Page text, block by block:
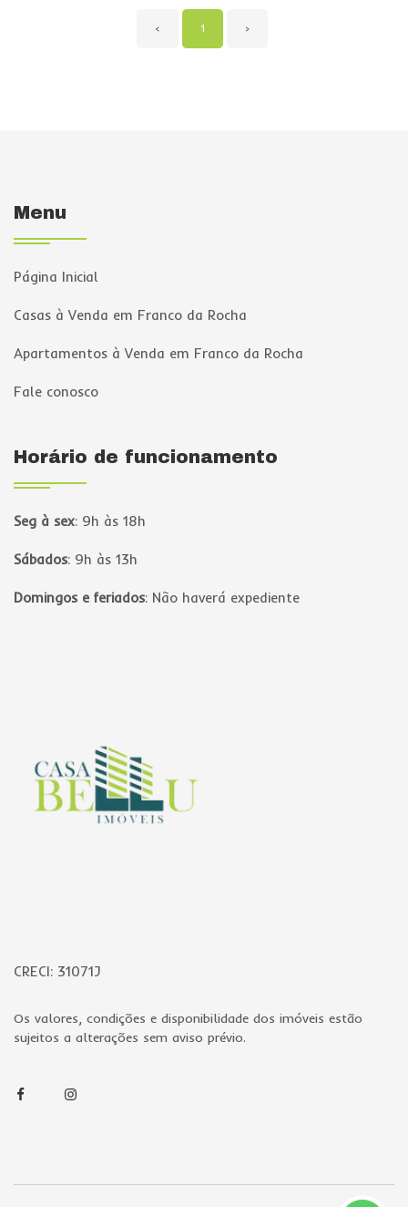
‹ 1 ›
Menu
Página Inicial
Casas à Venda em Franco da Rocha
Apartamentos à Venda em Franco da Rocha
Fale conosco
Horário de funcionamento
Seg à sex: 9h às 18h
Sábados: 9h às 13h
Domingos e feriados: Não haverá expediente
CRECI: 31071J
Os valores, condições e disponibilidade dos imóveis estão
sujeitos a alterações sem aviso prévio.
FacebookInstagram